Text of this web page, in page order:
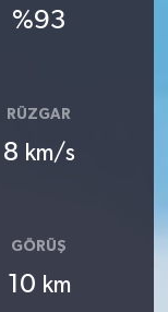
%93
RÜZGAR
8 km/s
GÖRÜŞ
10 km